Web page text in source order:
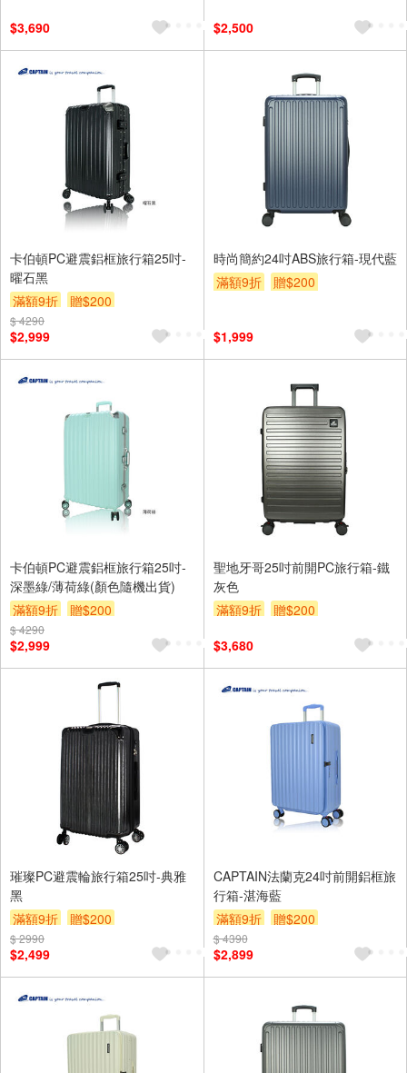
$3,690
$2,500
卡伯頓PC避震鋁框旅行箱25吋-
曜石黑
滿額9折
贈$200
$ 4290
$2,999
時尚簡約24吋ABS旅行箱-現代藍
滿額9折
贈$200
$1,999
卡伯頓PC避震鋁框旅行箱25吋-
深墨綠/薄荷綠(顏色隨機出貨)
滿額9折
贈$200
$ 4290
$2,999
聖地牙哥25吋前開PC旅行箱-鐵
灰色
滿額9折
贈$200
$3,680
璀璨PC避震輪旅行箱25吋-典雅
黑
滿額9折
贈$200
$ 2990
$2,499
CAPTAIN法蘭克24吋前開鋁框旅
行箱-湛海藍
滿額9折
贈$200
$ 4390
$2,899